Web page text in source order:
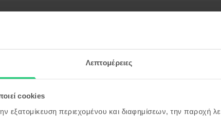
Λεπτομέρειες
cookies
εξατομίκευση περιεχομένου και διαφημίσεων, την παροχή
συσκευή;